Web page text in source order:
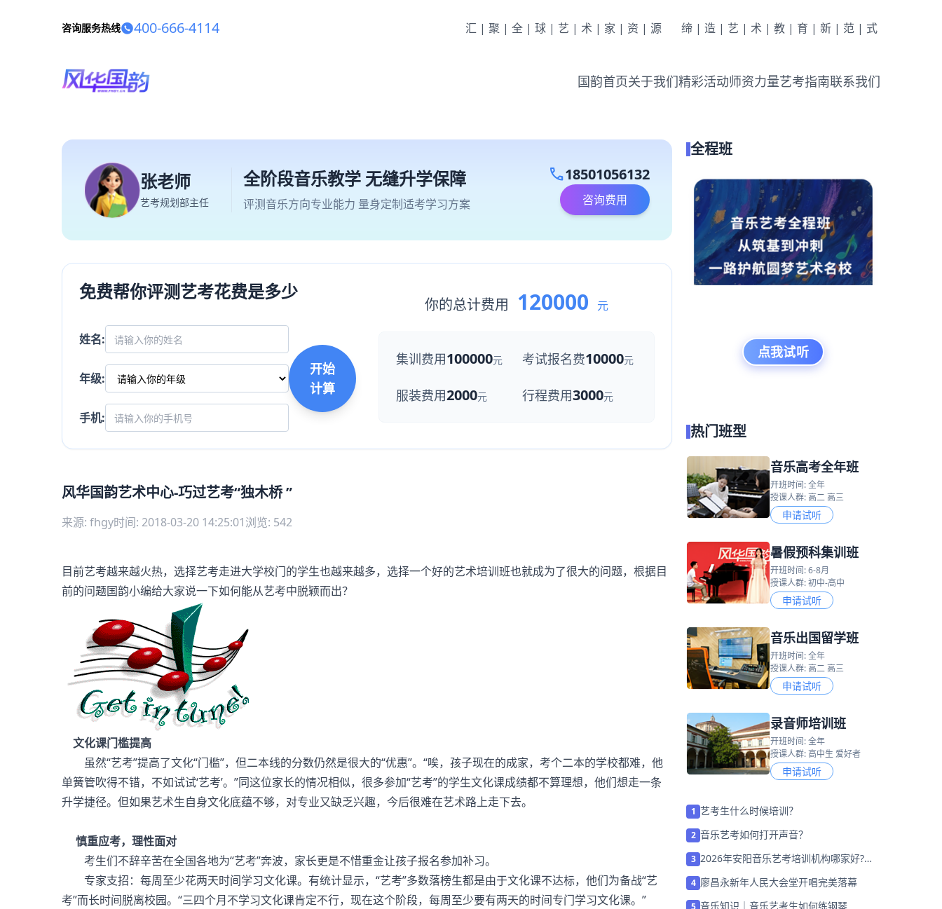
咨询服务热线 400-666-4114 汇|聚|全|球|艺|术|家|资|源 缔|造|艺|术|教|育|新|范|式
国韵首页关于我们精彩活动师资力量艺考指南联系我们
张老师
艺考规划部主任
全阶段音乐教学 无缝升学保障
评测音乐方向专业能力 量身定制适考学习方案
call18501056132
咨询费用
免费帮你评测艺考花费是多少
姓名:
年级:
手机:
开始
计算
你的总计费用 120000 元
集训费用100000元 考试报名费10000元
服装费用2000元 行程费用3000元
风华国韵艺术中心-巧过艺考“独木桥 ”
来源: fhgy时间: 2018-03-20 14:25:01浏览: 542
目前艺考越来越火热，选择艺考走进大学校门的学生也越来越多，选择一个好的艺术培训班也就成为了很大的问题，根据目
前的问题国韵小编给大家说一下如何能从艺考中脱颖而出？
文化课门槛提高
虽然“艺考”提高了文化“门槛”，但二本线的分数仍然是很大的“优惠”。“唉，孩子现在的成家，考个二本的学校都难，他
单簧管吹得不错，不如试试‘艺考’。”同这位家长的情况相似，很多参加“艺考”的学生文化课成绩都不算理想，他们想走一条
升学捷径。但如果艺术生自身文化底蕴不够，对专业又缺乏兴趣，今后很难在艺术路上走下去。
慎重应考，理性面对
考生们不辞辛苦在全国各地为“艺考”奔波，家长更是不惜重金让孩子报名参加补习。
专家支招：每周至少花两天时间学习文化课。有统计显示，“艺考”多数落榜生都是由于文化课不达标，他们为备战“艺
考”而长时间脱离校园。“三四个月不学习文化课肯定不行，现在这个阶段，每周至少要有两天的时间专门学习文化课。”
全程班
点我试听
热门班型
音乐高考全年班
开班时间: 全年
授课人群: 高二 高三
申请试听
暑假预科集训班
开班时间: 6-8月
授课人群: 初中-高中
申请试听
音乐出国留学班
开班时间: 全年
授课人群: 高二 高三
申请试听
录音师培训班
开班时间: 全年
授课人群: 高中生 爱好者
申请试听
1 艺考生什么时候培训？
2 音乐艺考如何打开声音？
3 2026年安阳音乐艺考培训机构哪家好?家
4 廖昌永新年人民大会堂开唱完美落幕
5 音乐知识｜音乐艺考生如何练钢琴